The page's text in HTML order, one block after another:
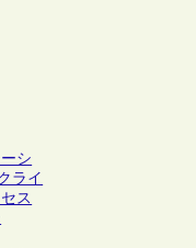
シ
ライ
ス